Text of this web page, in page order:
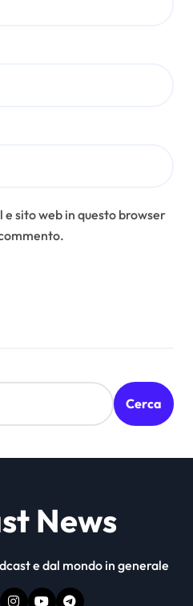
e sito web in questo browser
Cerca
News
e dal mondo in generale